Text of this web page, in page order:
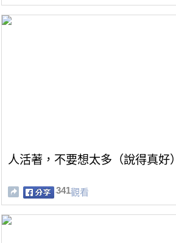
人活著，不要想太多（說得真好）
341觀看